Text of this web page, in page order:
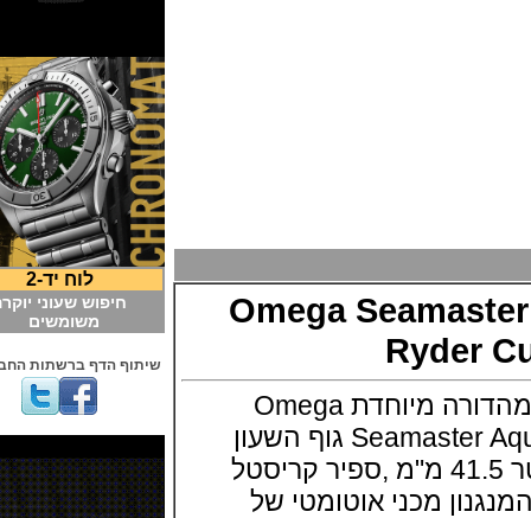
Omega
חברת אומגה מציגה מהדורה מיוחדת Omega
Seamaster Aqua Terra Ryder Cup גוף השעון
בפלדת אל חלד בקוטר 41.5 מ"מ ,ספיר קריסטל
המנגנון מכני אוטומטי של
לוח יד-2
חיפוש שעוני יוקרה
משומשים
שיתוף הדף ברשתות החברתיות